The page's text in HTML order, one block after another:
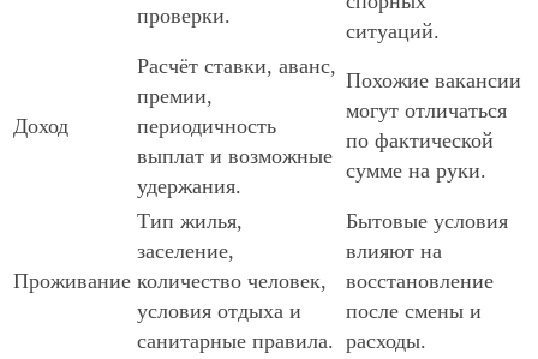
проверки.
ситуаций.
Доход
Расчёт ставки, аванс,
премии,
периодичность
выплат и возможные
удержания.
Похожие вакансии
могут отличаться
по фактической
сумме на руки.
Проживание
Тип жилья,
заселение,
количество человек,
условия отдыха и
санитарные правила.
Бытовые условия
влияют на
восстановление
после смены и
расходы.